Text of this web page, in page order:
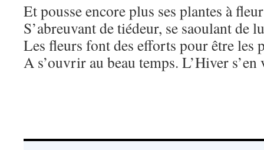
Et pousse encore plus ses plantes à
S’abreuvant de tiédeur, se saoulant de
Les fleurs font des efforts pour être les
A s’ouvrir au beau temps. L’Hiver